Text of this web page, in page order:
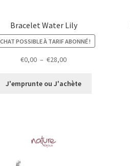
Bracelet Water Lily
POSSIBLE À TARIF ABONNÉ !
€0,00 – €28,00Plage
prix :
J'emprunte ou J'achète